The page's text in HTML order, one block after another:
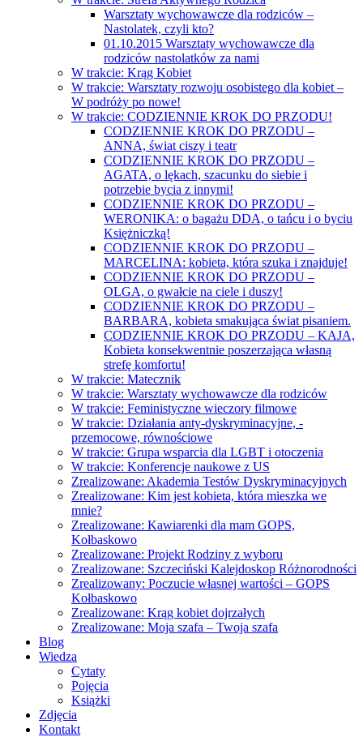
Warsztaty wychowawcze dla rodziców –
Nastolatek, czyli kto?
01.10.2015 Warsztaty wychowawcze dla
rodziców nastolatków za nami
W trakcie: Krąg Kobiet
W trakcie: Warsztaty rozwoju osobistego dla kobiet –
W podróży po nowe!
W trakcie: CODZIENNIE KROK DO PRZODU!
CODZIENNIE KROK DO PRZODU –
ANNA, świat ciszy i teatr
CODZIENNIE KROK DO PRZODU –
AGATA, o lękach, szacunku do siebie i
potrzebie bycia z innymi!
CODZIENNIE KROK DO PRZODU –
WERONIKA: o bagażu DDA, o tańcu i o byciu
Księżniczką!
CODZIENNIE KROK DO PRZODU –
MARCELINA: kobieta, która szuka i znajduje!
CODZIENNIE KROK DO PRZODU –
OLGA, o gwałcie na ciele i duszy!
CODZIENNIE KROK DO PRZODU –
BARBARA, kobieta smakująca świat pisaniem.
CODZIENNIE KROK DO PRZODU – KAJA,
Kobieta konsekwentnie poszerzająca własną
strefę komfortu!
W trakcie: Matecznik
W trakcie: Warsztaty wychowawcze dla rodziców
W trakcie: Feministyczne wieczory filmowe
W trakcie: Działania anty-dyskryminacyjne, -
przemocowe, równościowe
W trakcie: Grupa wsparcia dla LGBT i otoczenia
W trakcie: Konferencje naukowe z US
Zrealizowane: Akademia Testów Dyskryminacyjnych
Zrealizowane: Kim jest kobieta, która mieszka we
mnie?
Zrealizowane: Kawiarenki dla mam GOPS,
Kołbaskowo
Zrealizowane: Projekt Rodziny z wyboru
Zrealizowane: Szczeciński Kalejdoskop Różnorodności
Zrealizowany: Poczucie własnej wartości – GOPS
Kołbaskowo
Zrealizowane: Krąg kobiet dojrzałych
Zrealizowane: Moja szafa – Twoja szafa
Blog
Wiedza
Cytaty
Pojęcia
Książki
Zdjęcia
Kontakt